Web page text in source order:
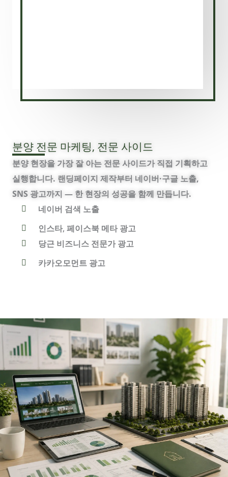
분양 전문 마케팅, 전문 사이드
분양현장을 가장 잘 아는 전문 사이드가 직접 기획하고
실행합니다. 랜딩페이지 제작부터 네이버·구글 노출,
SNS 광고까지 — 한 현장의 성공을 함께 만듭니다.
네이버 검색 노출
인스타, 페이스북 메타 광고
당근 비즈니스 전문가 광고
카카오모먼트 광고